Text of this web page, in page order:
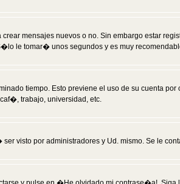
mensajes nuevos o no. Sin embargo estar
le tomar� unos segundos y es muy
tiempo. Esto previene el uso de su cuenta
trabajo, universidad, etc.
visto por administradores y Ud. mismo. Se le